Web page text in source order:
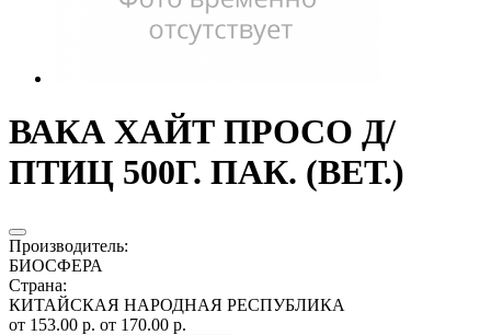
ВАКА ХАЙТ ПРОСО Д/
ПТИЦ 500Г. ПАК. (ВЕТ.)
Производитель:
БИОСФЕРА
Страна:
КИТАЙСКАЯ НАРОДНАЯ РЕСПУБЛИКА
от 153.00 р. от 170.00 р.